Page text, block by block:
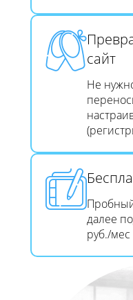
сайт​​​​​​​
Не
далее
руб./мес